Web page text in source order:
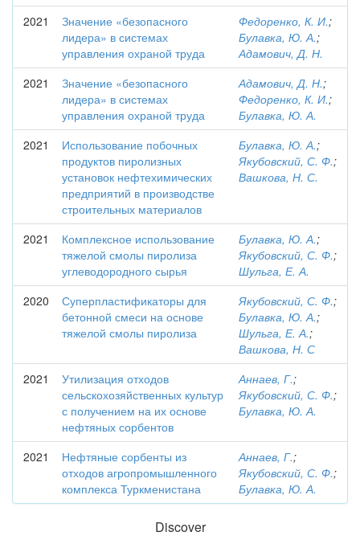
2021
Значение «безопасного
лидера» в системах
управления охраной труда
Федоренко, К. И.;
Булавка, Ю. А.;
Адамович, Д. Н.
2021
Значение «безопасного
лидера» в системах
управления охраной труда
Адамович, Д. Н.;
Федоренко, К. И.;
Булавка, Ю. А.
2021
Использование побочных
продуктов пиролизных
установок нефтехимических
предприятий в производстве
строительных материалов
Булавка, Ю. А.;
Якубовский, С. Ф.;
Вашкова, Н. С.
2021
Комплексное использование
тяжелой смолы пиролиза
углеводородного сырья
Булавка, Ю. А.;
Якубовский, С. Ф.;
Шульга, Е. А.
2020
Суперпластификаторы для
бетонной смеси на основе
тяжелой смолы пиролиза
Якубовский, С. Ф.;
Булавка, Ю. А.;
Шульга, Е. А.;
Вашкова, Н. С
2021
Утилизация отходов
сельскохозяйственных культур
с получением на их основе
нефтяных сорбентов
Аннаев, Г.;
Якубовский, С. Ф.;
Булавка, Ю. А.
2021
Нефтяные сорбенты из
отходов агропромышленного
комплекса Туркменистана
Аннаев, Г.;
Якубовский, С. Ф.;
Булавка, Ю. А.
Discover